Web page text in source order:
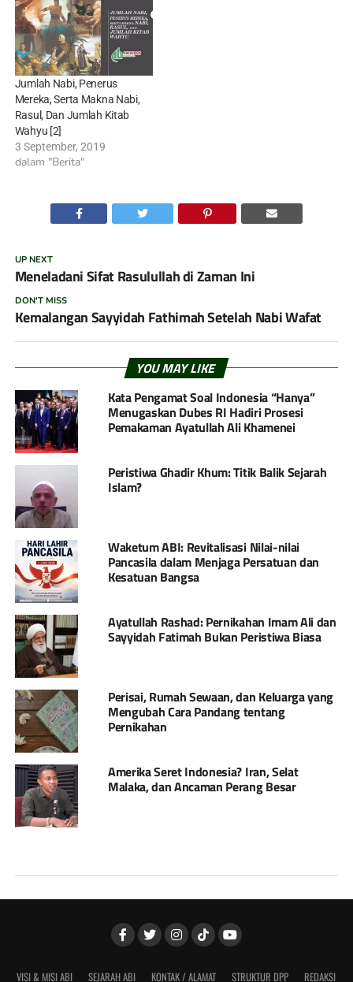
Jumlah Nabi, Penerus
Mereka, Serta Makna Nabi,
Rasul, Dan Jumlah Kitab
Wahyu [2]
3 September, 2019
dalam "Berita"
UP NEXT
Meneladani Sifat Rasulullah di Zaman Ini
DON'T MISS
Kemalangan Sayyidah Fathimah Setelah Nabi Wafat
YOU MAY LIKE
Kata Pengamat Soal Indonesia “Hanya”
Menugaskan Dubes RI Hadiri Prosesi
Pemakaman Ayatullah Ali Khamenei
Peristiwa Ghadir Khum: Titik Balik Sejarah
Islam?
Waketum ABI: Revitalisasi Nilai-nilai
Pancasila dalam Menjaga Persatuan dan
Kesatuan Bangsa
Ayatullah Rashad: Pernikahan Imam Ali dan
Sayyidah Fatimah Bukan Peristiwa Biasa
Perisai, Rumah Sewaan, dan Keluarga yang
Mengubah Cara Pandang tentang
Pernikahan
Amerika Seret Indonesia? Iran, Selat
Malaka, dan Ancaman Perang Besar
VISI & MISI ABI SEJARAH ABI KONTAK / ALAMAT STRUKTUR DPP REDAKSI